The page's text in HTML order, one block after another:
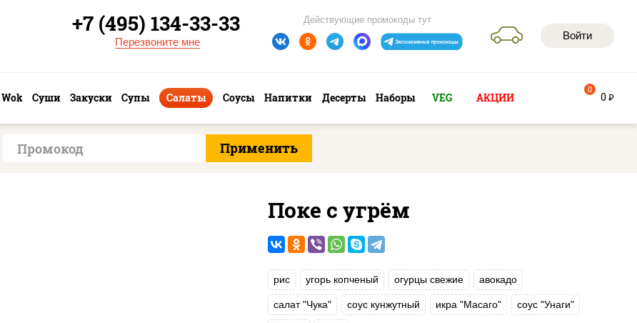
Войти
Действующие промокоды тут
+7 (495) 134-33-33
Перезвоните мне
Wok Суши Закуски Супы Салаты Соусы Напитки Десерты Наборы VEG АКЦИИ 0 руб
0
Поке с угрём
рис угорь копченый огурцы свежие авокадо
салат "Чука" соус кунжутный икра "Масаго" соус "Унаги"